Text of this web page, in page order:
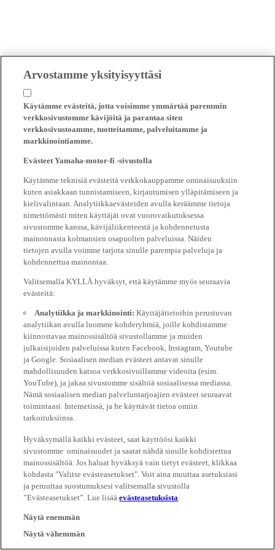
Arvostamme yksityisyyttäsi
Käytämme evästeitä, jotta voisimme ymmärtää paremmin
verkkosivustomme kävijöitä ja parantaa siten
verkkosivustoamme, tuotteitamme, palveluitamme ja
markkinointiamme.
Evästeet Yamaha-motor-fi -sivustolla
Käytämme teknisiä evästeitä verkkokauppamme ominaisuuksiin
kuten asiakkaan tunnistamiseen, kirjautumisen ylläpitämiseen ja
kielivalintaan. Analytiikkaevästeiden avulla keräämme tietoja
nimettömästi miten käyttäjät ovat vuorovaikutuksessa
sivustomme kanssa, kävijäliikenteestä ja kohdennetusta
mainonnasta kolmansien osapuolten palveluissa. Näiden
tietojen avulla voimme tarjota sinulle parempia palveluja ja
kohdennettua mainontaa.
Valitsemalla KYLLÄ hyväksyt, että käytämme myös seuraavia
evästeitä:
Analytiikka ja markkinointi:Käyttäjätietoihin perustuvan
analytiikan avulla luomme kohderyhmiä, joille kohdistamme
kiinnostavaa mainossisältöä sivustollamme ja muiden
julkaisijoiden palveluissa kuten Facebook, Instagram, Youtube
ja Google. Sosiaalisen median evästeet antavat sinulle
mahdollisuuden katsoa verkkosivuillamme videoita (esim.
YouTube), ja jakaa sivustomme sisältöä sosiaalisessa mediassa.
Nämä sosiaalisen median palveluntarjoajien evästeet seuraavat
toimintaasi Internetissä, ja he käyttävät tietoa omiin
tarkoituksiinsa.
Hyväksymällä kaikki evästeet, saat käyttöösi kaikki
sivustomme ominaisuudet ja saatat nähdä sinulle kohdistettua
mainossisältöä. Jos haluat hyväksyä vain tietyt evästeet, klikkaa
kohdasta "Valitse evästeasetukset". Voit aina muuttaa asetuksiasi
ja peruuttaa suostumuksesi valitsemalla sivustolla
”Evästeasetukset”. Lue lisääevästeasetuksista
Näytä enemmän
Näytä vähemmän